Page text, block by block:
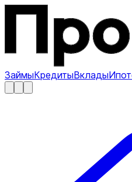
ЗаймыКредитыВклады